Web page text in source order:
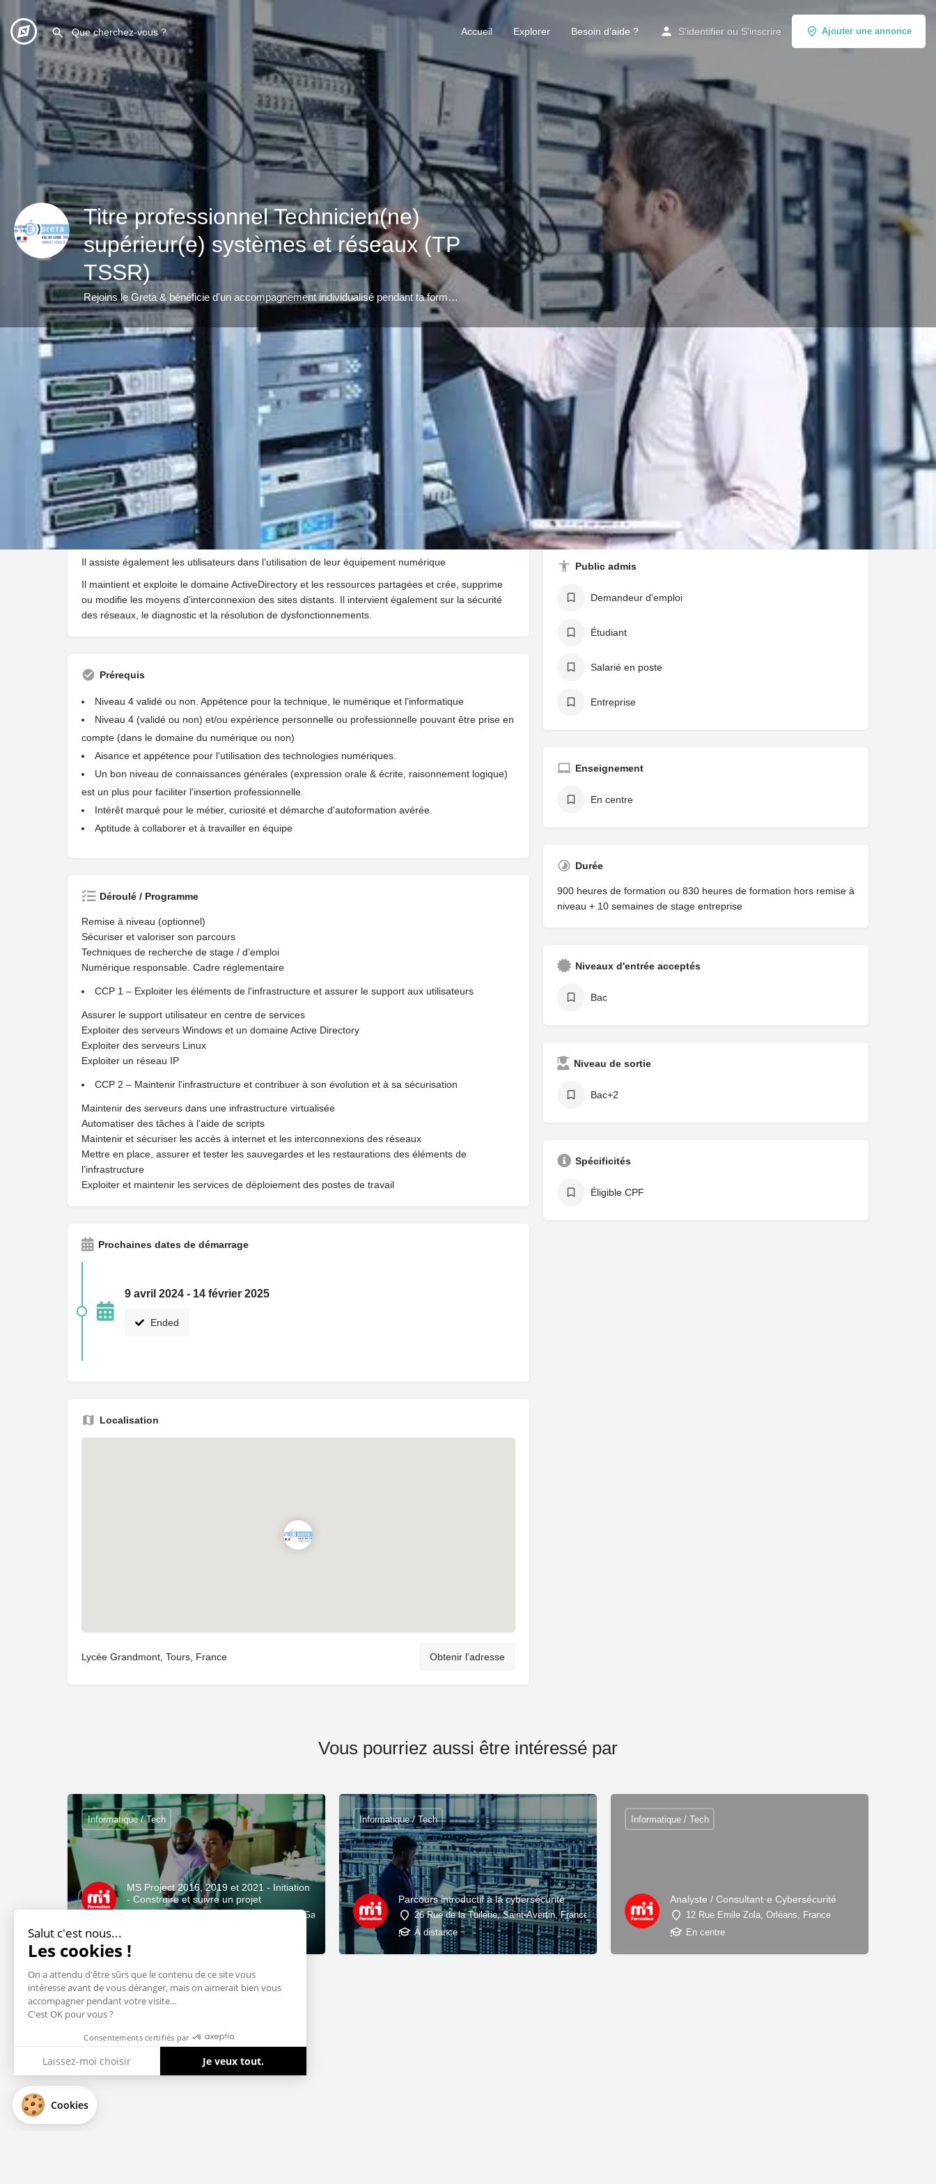
Accueil Explorer Besoin d’aide ? S'identifier ou S'inscrire Ajouter une annonce
Titre professionnel Technicien(ne)
supérieur(e) systèmes et réseaux (TP
TSSR)
Rejoins le Greta & bénéficie d'un accompagnement individualisé pendant ta formation.
Favoris Partager Laisser un avis Revendiquer
Qu'allez-vous apprendre ?
Le technicien supérieur systèmes et réseaux participe à la mise en service et au maintien en
condition opérationnelle de l’infrastructure informatique. Il intervient sur les systèmes et réseaux
(informatique & téléphonie IP), les éléments matériels et logiciels qui composent l’infrastructure,
afin d’offrir aux utilisateurs et aux clients le niveau de service attendu par l’entreprise.
Il assiste également les utilisateurs dans l’utilisation de leur équipement numérique
Il maintient et exploite le domaine ActiveDirectory et les ressources partagées et crée, supprime
ou modifie les moyens d’interconnexion des sites distants. Il intervient également sur la sécurité
des réseaux, le diagnostic et la résolution de dysfonctionnements.
Prérequis
Niveau 4 validé ou non. Appétence pour la technique, le numérique et l’informatique
Niveau 4 (validé ou non) et/ou expérience personnelle ou professionnelle pouvant être prise en
compte (dans le domaine du numérique ou non)
Aisance et appétence pour l'utilisation des technologies numériques.
Un bon niveau de connaissances générales (expression orale & écrite, raisonnement logique)
est un plus pour faciliter l'insertion professionnelle.
Intérêt marqué pour le métier, curiosité et démarche d'autoformation avérée.
Aptitude à collaborer et à travailler en équipe
Déroulé / Programme
Remise à niveau (optionnel)
Sécuriser et valoriser son parcours
Techniques de recherche de stage / d’emploi
Numérique responsable. Cadre réglementaire
CCP 1 – Exploiter les éléments de l'infrastructure et assurer le support aux utilisateurs
Assurer le support utilisateur en centre de services
Exploiter des serveurs Windows et un domaine Active Directory
Exploiter des serveurs Linux
Exploiter un réseau IP
CCP 2 – Maintenir l'infrastructure et contribuer à son évolution et à sa sécurisation
Maintenir des serveurs dans une infrastructure virtualisée
Automatiser des tâches à l'aide de scripts
Maintenir et sécuriser les accès à internet et les interconnexions des réseaux
Mettre en place, assurer et tester les sauvegardes et les restaurations des éléments de
l'infrastructure
Exploiter et maintenir les services de déploiement des postes de travail
Prochaines dates de démarrage
9 avril 2024 - 14 février 2025
Ended
Localisation
Lycée Grandmont, Tours, France Obtenir l'adresse
Établissement / Centre de formation
Greta Centre-Val de Loire
Public admis
Demandeur d'emploi
Étudiant
Salarié en poste
Entreprise
Enseignement
En centre
Durée
900 heures de formation ou 830 heures de formation hors remise à
niveau + 10 semaines de stage entreprise
Niveaux d'entrée acceptés
Bac
Niveau de sortie
Bac+2
Spécificités
Éligible CPF
Vous pourriez aussi être intéressé par
MS Project 2016, 2019 et 2021 - Initiation
- Construire et suivre un projet
26 RUE DE LA TUILERIE Les Granges Galands, 37550 Saint-Avertin, France
Informatique / Tech
Parcours introductif à la cybersécurité
26 Rue de la Tuilerie, Saint-Avertin, France
À distance
Informatique / Tech
Analyste / Consultant·e Cybersécurité
12 Rue Emile Zola, Orléans, France
En centre
Informatique / Tech
Salut c'est nous...
Les cookies !
On a attendu d'être sûrs que le contenu de ce site vous
intéresse avant de vous déranger, mais on aimerait bien vous
accompagner pendant votre visite...
C'est OK pour vous ?
Consentements certifiés par
Laissez-moi choisir Je veux tout.
Notre plateforme vous permet d'adapter et de gérer vos paramètres de confidentialité, en garantissant la conformité avec les réglementations. Personnalisez vos préférences pour contrôler la manière dont
Cookies